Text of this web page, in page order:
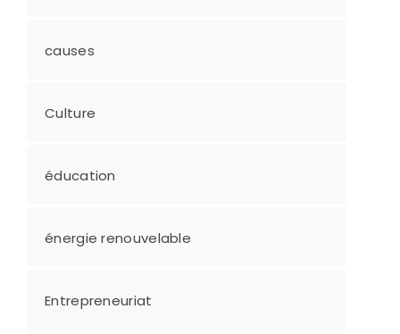
causes
Culture
éducation
énergie renouvelable
Entrepreneuriat